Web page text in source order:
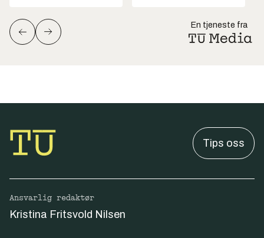
En tjeneste fra
Tips oss
Ansvarlig redaktør
Kristina Fritsvold Nilsen